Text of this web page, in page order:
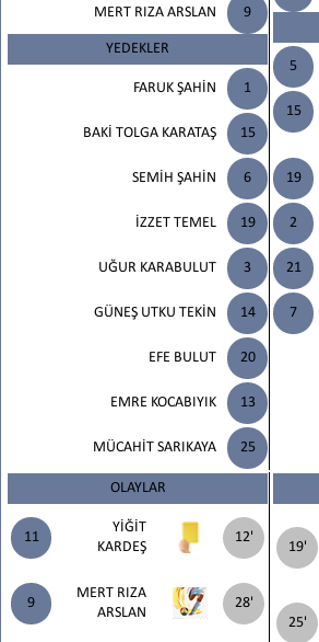
9
MERT RIZA ARSLAN
YEDEKLER
1
FARUK ŞAHİN
15
BAKİ TOLGA KARATAŞ
6
SEMİH ŞAHİN
19
İZZET TEMEL
3
UĞUR KARABULUT
14
GÜNEŞ UTKU TEKİN
20
EFE BULUT
13
EMRE KOCABIYIK
25
MÜCAHİT SARIKAYA
5
15
19
2
21
7
OLAYLAR
11
YİĞİT
KARDEŞ
12'
9
MERT RIZA
ARSLAN
28'
19'
25'